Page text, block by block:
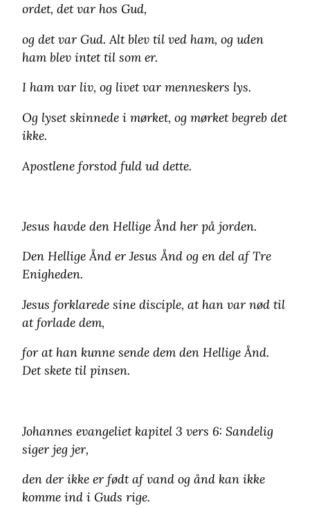
ordet, det var hos Gud,
og det var Gud. Alt blev til ved ham, og uden
ham blev intet til som er.
I ham var liv, og livet var menneskers lys.
Og lyset skinnede i mørket, og mørket begreb det
ikke.
Apostlene forstod fuld ud dette.
Jesus havde den Hellige Ånd her på jorden.
Den Hellige Ånd er Jesus Ånd og en del af Tre
Enigheden.
Jesus forklarede sine disciple, at han var nød til
at forlade dem,
for at han kunne sende dem den Hellige Ånd.
Det skete til pinsen.
Johannes evangeliet kapitel 3 vers 6: Sandelig
siger jeg jer,
den der ikke er født af vand og ånd kan ikke
komme ind i Guds rige.